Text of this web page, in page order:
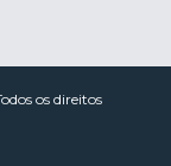
os direitos